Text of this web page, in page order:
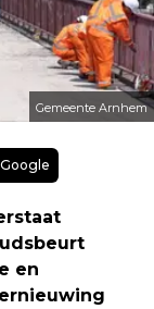
Gemeente Arnhem
en